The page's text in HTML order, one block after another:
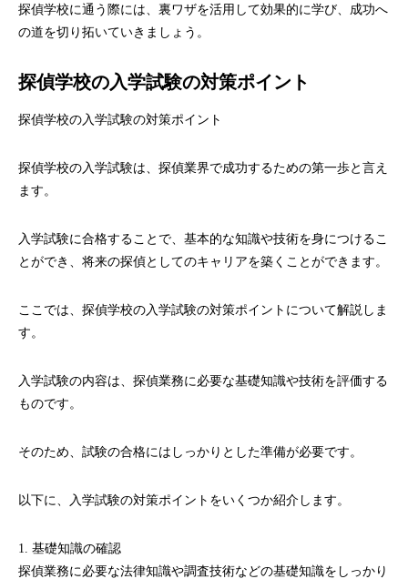
探偵学校に通う際には、裏ワザを活用して効果的に学び、成功へ
の道を切り拓いていきましょう。
探偵学校の入学試験の対策ポイント
探偵学校の入学試験の対策ポイント
探偵学校の入学試験は、探偵業界で成功するための第一歩と言え
ます。
入学試験に合格することで、基本的な知識や技術を身につけるこ
とができ、将来の探偵としてのキャリアを築くことができます。
ここでは、探偵学校の入学試験の対策ポイントについて解説しま
す。
入学試験の内容は、探偵業務に必要な基礎知識や技術を評価する
ものです。
そのため、試験の合格にはしっかりとした準備が必要です。
以下に、入学試験の対策ポイントをいくつか紹介します。
1. 基礎知識の確認
探偵業務に必要な法律知識や調査技術などの基礎知識をしっかり